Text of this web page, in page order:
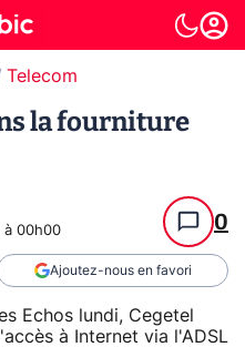
Telecom
la fourniture
à 00h00 0
Ajoutez-nous en favori
Echos lundi, Cegetel
à Internet via l'ADSL